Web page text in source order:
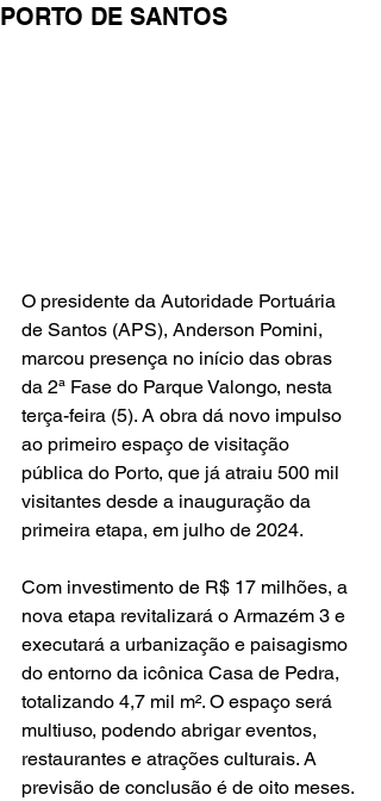
PORTO DE SANTOS
O presidente da Autoridade Portuária
de Santos (APS), Anderson Pomini,
marcou presença no início das obras
da 2ª Fase do Parque Valongo, nesta
terça-feira (5). A obra dá novo impulso
ao primeiro espaço de visitação
pública do Porto, que já atraiu 500 mil
visitantes desde a inauguração da
primeira etapa, em julho de 2024.
Com investimento de R$ 17 milhões, a
nova etapa revitalizará o Armazém 3 e
executará a urbanização e paisagismo
do entorno da icônica Casa de Pedra,
totalizando 4,7 mil m². O espaço será
multiuso, podendo abrigar eventos,
restaurantes e atrações culturais. A
previsão de conclusão é de oito meses.